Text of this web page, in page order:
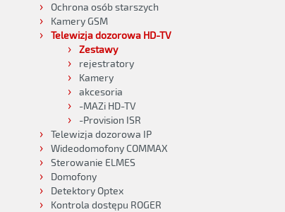
Ochrona osób starszych
Kamery GSM
Telewizja dozorowa HD-TV
Zestawy
rejestratory
Kamery
akcesoria
-MAZi HD-TV
-Provision ISR
Telewizja dozorowa IP
Wideodomofony COMMAX
Sterowanie ELMES
Domofony
Detektory Optex
Kontrola dostępu ROGER